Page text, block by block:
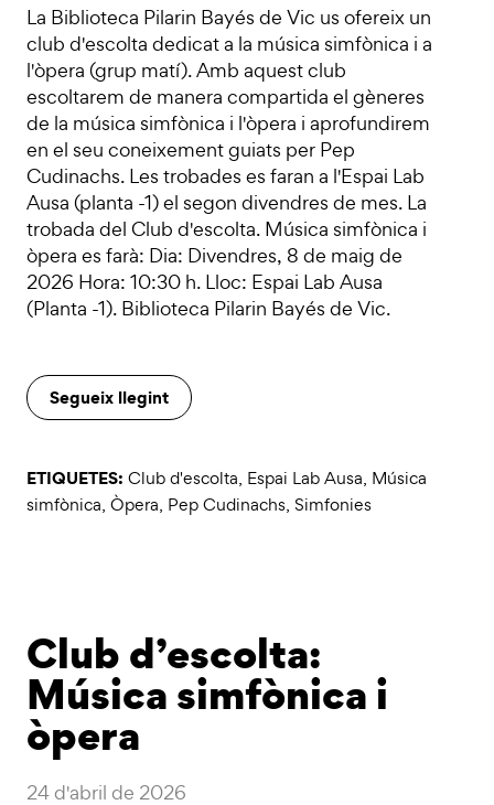
La Biblioteca Pilarin Bayés de Vic us ofereix un
club d'escolta dedicat a la música simfònica i a
l'òpera (grup matí). Amb aquest club
escoltarem de manera compartida el gèneres
de la música simfònica i l'òpera i aprofundirem
en el seu coneixement guiats per Pep
Cudinachs. Les trobades es faran a l'Espai Lab
Ausa (planta -1) el segon divendres de mes. La
trobada del Club d'escolta. Música simfònica i
òpera es farà: Dia: Divendres, 8 de maig de
2026 Hora: 10:30 h. Lloc: Espai Lab Ausa
(Planta -1). Biblioteca Pilarin Bayés de Vic.
Segueix llegint
ETIQUETES: Club d'escolta, Espai Lab Ausa, Música
simfònica, Òpera, Pep Cudinachs, Simfonies
Club d’escolta:
Música simfònica i
òpera
24 d'abril de 2026